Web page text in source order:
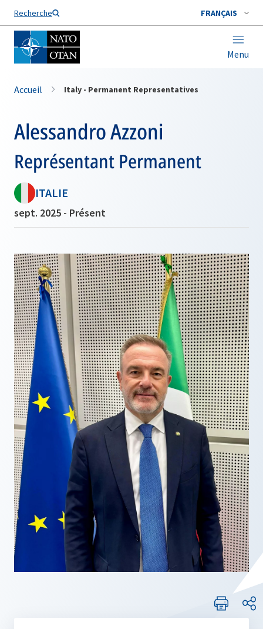
Recherche FRANÇAIS
Menu
Nom de famille*
Accueil Italy - Permanent Representatives
Alessandro Azzoni
Représentant Permanent
ITALIE
sept. 2025 - Présent